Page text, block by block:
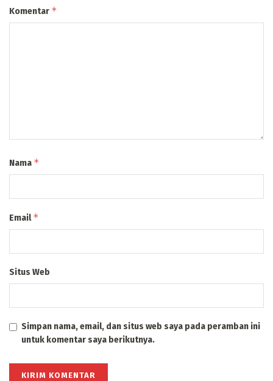
Komentar *
Nama *
Email*
Situs Web
Simpan nama, email, dan situs web saya pada peramban ini
untuk komentar saya berikutnya.